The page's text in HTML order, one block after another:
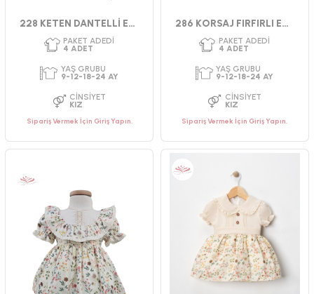
PAKET ADEDI
4ADET
YAŞ GRUBU
9-12-18-24 AY
CINSIYET
KIZ
PAKET ADEDI
4ADET
YAŞ GRUBU
5-6-7-8 YAŞ
CINSIYET
KIZ
228 KETEN DANTELLİ ELBİSE
Sipariş Vermek İçin Giriş Yapın.
286 KORSAJ FIRFIRLI ELBİSE 9-24 AY
Sipariş Vermek İçin Giriş Yapın.